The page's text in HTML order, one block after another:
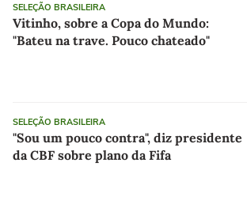
SELEÇÃO BRASILEIRA
Vitinho, sobre a Copa do Mundo:
"Bateu na trave. Pouco chateado"
SELEÇÃO BRASILEIRA
"Sou um pouco contra", diz presidente
da CBF sobre plano da Fifa